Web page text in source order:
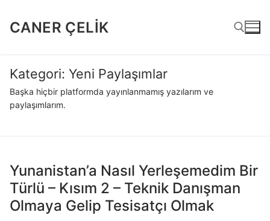
atlaCANER ÇELIK
Arama:
Kategori: Yeni Paylaşımlar
Başka hiçbir platformda yayınlanmamış yazılarım ve
paylaşımlarım.
Yunanistan’a Nasıl Yerleşemedim Bir
Türlü – Kısım 2 – Teknik Danışman
Olmaya Gelip Tesisatçı Olmak